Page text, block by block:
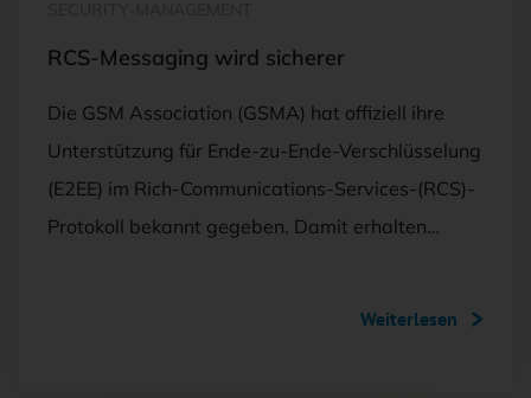
RCS-Messaging wird sicherer
Die GSM Association (GSMA) hat offiziell ihre
Unterstützung für Ende-zu-Ende-Verschlüsselung
(E2EE) im Rich-Communications-Services-(RCS)-
Protokoll bekannt gegeben. Damit erhalten…
Weiterlesen